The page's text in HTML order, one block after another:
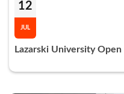
12
JUL
Lazarski University Open